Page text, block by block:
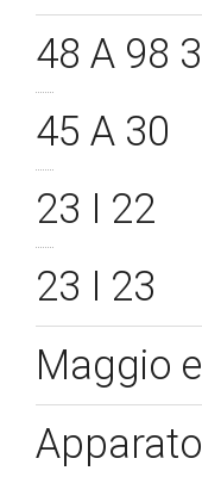
48 A 98
45 A 30
23 I 22
23 I 23
Maggio